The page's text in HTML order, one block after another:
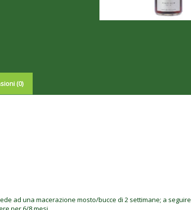
(0)
ad una macerazione mosto/bucce di 2 settimane; a seguire